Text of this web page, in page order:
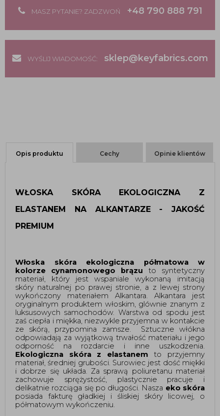
MASZ PYTANIE? ZADZWOŃ +48 790 888 791
WYŚLIJ WIADOMOŚĆ: sklep@keyfabrics.com
Opis produktu Cechy Opinie klientów
WŁOSKA SKÓRA EKOLOGICZNA Z
ELASTANEM NA ALKANTARZE - JAKOŚĆ
PREMIUM
Włoska skóra ekologiczna półmatowa w
kolorze cynamonowego brązu to syntetyczny
materiał, który jest wspaniale wykonaną imitacją
skóry naturalnej po prawej stronie, a z lewej strony
wykończony materiałem Alkantara. Alkantara jest
oryginalnym produktem włoskim, glównie znanym z
luksusowych samochodów. Warstwa od spodu jest
zaś ciepła i miękka, niezwykle przyjemna w kontakcie
ze skórą, przypomina zamsze. Sztuczne włókna
odpowiadają za wyjątkową trwałość materiału i jego
Ekologiczna skóra z elastanem to przyjemny
materiał, średniej grubości. Surowiec jest dość miękki
i dobrze się układa. Za sprawą poliuretanu materiał
zachowuje sprężystość, plastycznie pracuje i
delikatnie rozciąga się po długości. Nasza eko skóra
posiada fakturę gładkiej i śliskiej skóry licowej, o
półmatowym wykończeniu.